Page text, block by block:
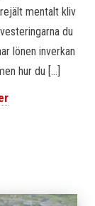
mentalt kliv
du
lönen inverkan
hur du […]